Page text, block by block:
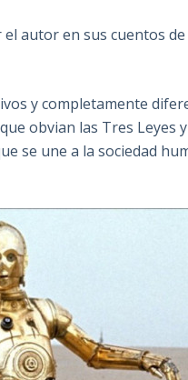
autor en sus cuentos
y completamente
obvian las Tres
se une a la sociedad